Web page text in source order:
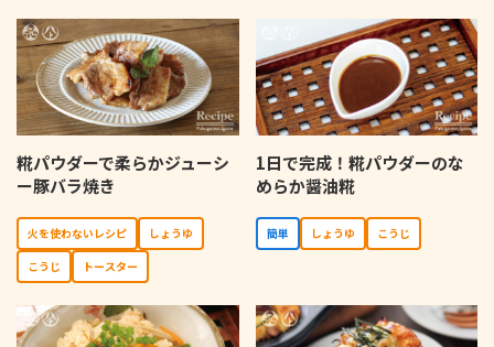
糀パウダーで柔らかジューシ
ー豚バラ焼き
⽕を使わないレシピ
しょうゆ
こうじ
トースター
1日で完成！糀パウダーのな
めらか醤油糀
簡単 しょうゆ こうじ